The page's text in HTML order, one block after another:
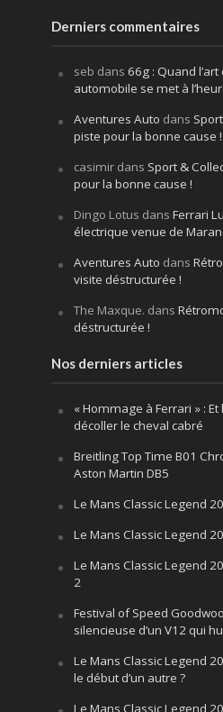
Derniers commentaires
seb dans 66g : Quand
automobile se met à
Aventures Auto dans
piste pour la bonne cause !
casimirdans Sport &
pour la bonne cause !
Dingo Lotus dans Ferrari
électrique venue de
Aventures Auto dans
visite déstructurée !
The Maxque. dans
déstructurée !
Nos derniers articles
« Hommage à Ferrari » :
décoller le cheval cabré
Breitling Top Time B01
Aston Martin DB5
Le Mans Classic Legend
Le Mans Classic Legend
Le Mans Classic Legend
2
Festival of Speed
silencieuse d’un V12 qui
Le Mans Classic Legend
le début d’un autre ?
Le Mans Classic Legend